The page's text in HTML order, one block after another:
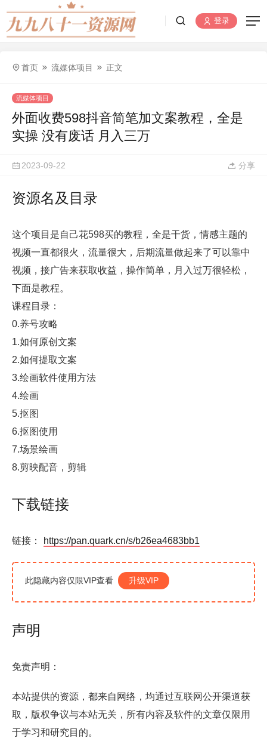
登录
首页 流媒体项目 正文
流媒体项目
外面收费598抖音简笔加文案教程，全是
实操 没有废话 月入三万
2023-09-22 分享
资源名及目录
这个项目是自己花598买的教程，全是干货，情感主题的
视频一直都很火，流量很大，后期流量做起来了可以靠中
视频，接广告来获取收益，操作简单，月入过万很轻松，
下面是教程。
课程目录：
0.养号攻略
1.如何原创文案
2.如何提取文案
3.绘画软件使用方法
4.绘画
5.抠图
6.抠图使用
7.场景绘画
8.剪映配音，剪辑
下载链接
链接： https://pan.quark.cn/s/b26ea4683bb1
此隐藏内容仅限VIP查看 升级VIP
声明
免责声明：
本站提供的资源，都来自网络，均通过互联网公开渠道获
取，版权争议与本站无关，所有内容及软件的文章仅限用
于学习和研究目的。